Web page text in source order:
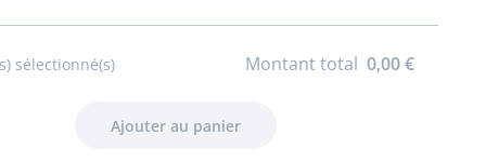
sélectionné(s) Montant total 0,00 €